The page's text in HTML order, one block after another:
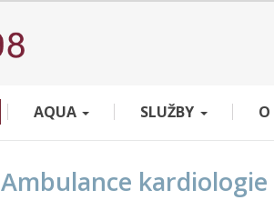
AQUA SLUŽBY
Ambulance kardiologie